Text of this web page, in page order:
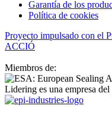
Garantía de los
Política de cookies
Proyecto impulsado con el
ACCIÓ
Miembros de:
Lidering es una empresa del